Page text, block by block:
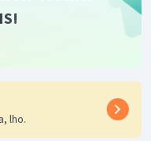
lho.